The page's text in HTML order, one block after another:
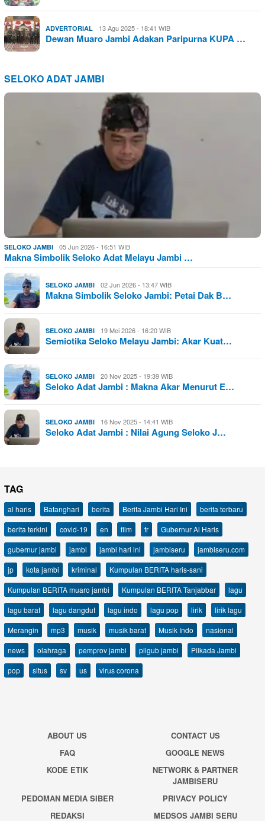
ADVERTORIAL 13 Agu 2025 - 18:41 WIB
Dewan Muaro Jambi Adakan Paripurna KUPA …
SELOKO ADAT JAMBI
SELOKO JAMBI 05 Jun 2026 - 16:51 WIB
Makna Simbolik Seloko Adat Melayu Jambi …
SELOKO JAMBI 02 Jun 2026 - 13:47 WIB
Makna Simbolik Seloko Jambi: Petai Dak B…
SELOKO JAMBI 19 Mei 2026 - 16:20 WIB
Semiotika Seloko Melayu Jambi: Akar Kuat…
SELOKO JAMBI 20 Nov 2025 - 19:39 WIB
Seloko Adat Jambi : Makna Akar Menurut E…
SELOKO JAMBI 16 Nov 2025 - 14:41 WIB
Seloko Adat Jambi : Nilai Agung Seloko J…
TAG
al haris Batanghari berita Berita Jambi Hari Ini
berita terbaru
berita terkini
covid-19 en film fr
Gubernur Al Haris
gubernur jambi
jambi jambi hari ini jambiseru
jambiseru.com
jp
kota jambi kriminal
Kumpulan BERITA haris-sani
Kumpulan BERITA muaro jambi
Kumpulan BERITA Tanjabbar
lagu
lagu barat
lagu dangdut lagu indo lagu pop lirik
lirik lagu
Merangin
mp3 musik musik barat Musik Indo
nasional
news
olahraga pemprov jambi pilgub jambi
Pilkada Jambi
pop
situs sv us virus corona
ABOUT US
CONTACT US
FAQ
GOOGLE NEWS
KODE ETIK
NETWORK & PARTNER
JAMBISERU
PEDOMAN MEDIA SIBER
PRIVACY POLICY
REDAKSI
MEDSOS JAMBI SERU